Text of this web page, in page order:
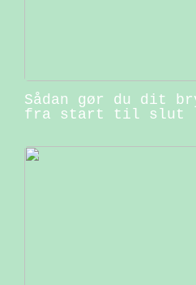
Sådan gør du dit
fra start til slut